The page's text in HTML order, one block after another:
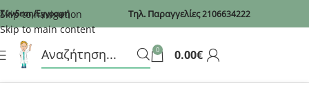
Recaptcha
Skip to navigation
Skip to main content
Σύνδεση/Εγγραφή Τηλ. Παραγγελίες2106634222
0 0.00€